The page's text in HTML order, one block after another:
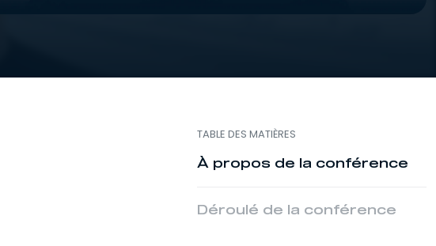
TABLE DES MATIÈRES
À propos de la conférence
Déroulé de la conférence